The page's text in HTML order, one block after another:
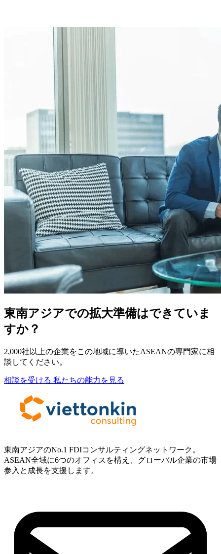
東南アジアでの拡大準備はできていま
すか？
2,000社以上の企業をこの地域に導いたASEANの専門家に相
談してください。
相談を受ける 私たちの能力を見る
東南アジアのNo.1 FDIコンサルティングネットワーク。
ASEAN全域に6つのオフィスを構え、グローバル企業の市場
参入と成長を支援します。